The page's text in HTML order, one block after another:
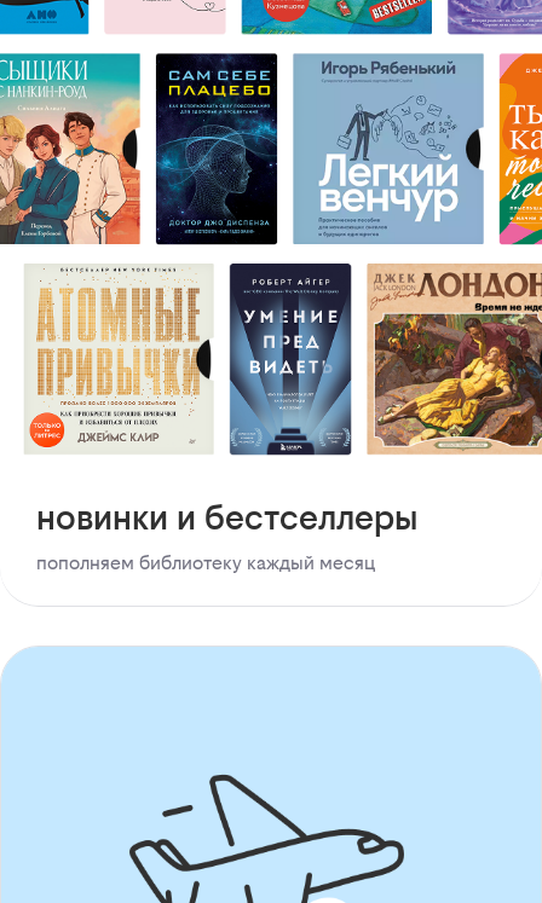
новинки и бестселлеры
пополняем библиотеку каждый месяц